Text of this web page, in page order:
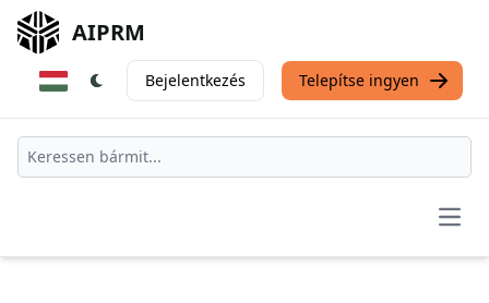
AIPRM
Bejelentkezés Telepítse ingyen